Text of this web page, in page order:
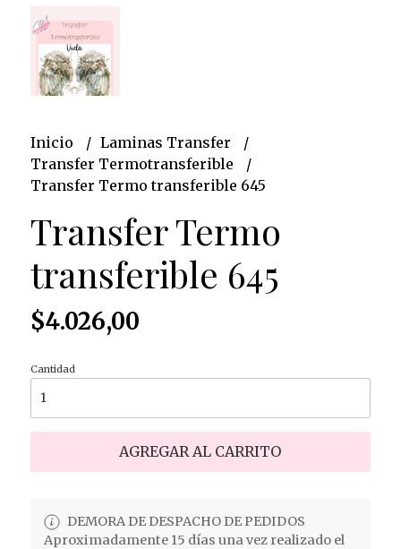
Inicio
Laminas Transfer
Transfer Termotransferible
Transfer Termo transferible 645
Transfer Termo
transferible 645
$4.026,00
Cantidad
AGREGAR AL CARRITO
DEMORA DE DESPACHO DE PEDIDOS
Aproximadamente 15 días una vez realizado el